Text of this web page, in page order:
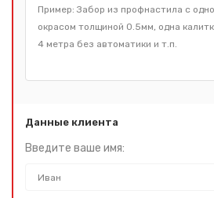
Данные клиента
Введите ваше имя: